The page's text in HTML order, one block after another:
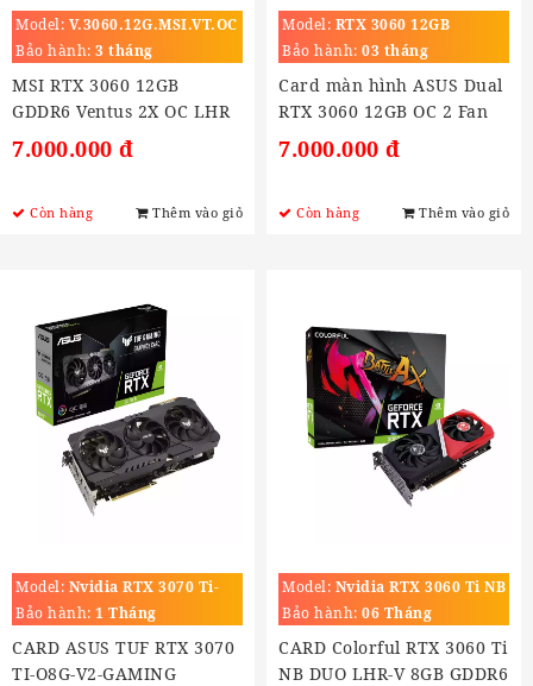
Model: V.3060.12G.MSI.VT.OC
Bảo hành: 3 tháng
MSI RTX 3060 12GB
GDDR6 Ventus 2X OC LHR
7.000.000 đ
Còn hàng Thêm vào giỏ
Model: RTX 3060 12GB
Bảo hành: 03 tháng
Card màn hình ASUS Dual
RTX 3060 12GB OC 2 Fan
V2 (DUAL-RTX3060-O12G-
V2)
7.000.000 đ
Còn hàng Thêm vào giỏ
Model: Nvidia RTX 3070 Ti-
O8G-V2-GAMING
Bảo hành: 1 Tháng
CARD ASUS TUF RTX 3070
TI-O8G-V2-GAMING
Model: Nvidia RTX 3060 Ti NB
DUO LHR-V 8GB GDDR6
Bảo hành: 06 Tháng
CARD Colorful RTX 3060 Ti
NB DUO LHR-V 8GB GDDR6